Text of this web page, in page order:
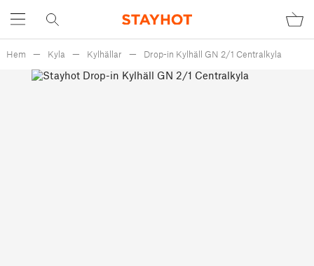
Hem Kyla Kylhällar Drop-in Kylhäll GN 2/1 Centralkyla